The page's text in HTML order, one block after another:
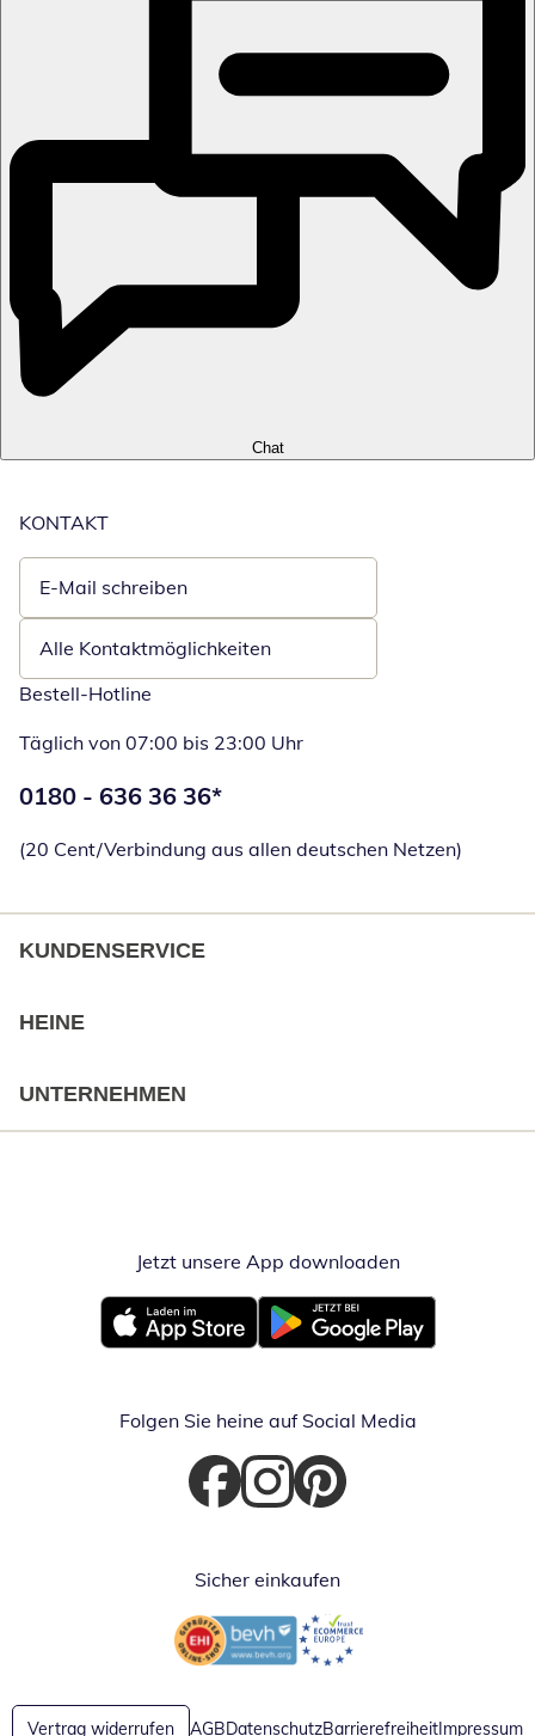
Chat
KONTAKT
E-Mail schreiben
Öffnet E-Mail-Client
Alle Kontaktmöglichkeiten
Bestell-Hotline
Täglich von 07:00 bis 23:00 Uhr
Telefonnummer:
0180 - 636 36 36*
(20 Cent/Verbindung aus allen deutschen Netzen)
KUNDENSERVICE
HEINE
UNTERNEHMEN
Jetzt unsere App downloadenÖffnet in
Öffnet in neuem FensterÖffnet in neuem Fenster
Folgen Sie heine auf Social Media
Öffnet in neuem Fenster
Öffnet in neuem Fenster
Öffnet in neuem Fenster
Sicher einkaufen
Öffnet in neuem FensterÖffnet in neuem Fenster
Vertrag widerrufen AGBDatenschutzBarrierefreiheitImpressum